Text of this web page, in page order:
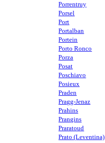
Porrentruy
Porsel
Port
Portalban
Portein
Porto Ronco
Porza
Posat
Poschiavo
Posieux
Praden
Pragg-Jenaz
Prahins
Prangins
Praratoud
Prato (Leventina)